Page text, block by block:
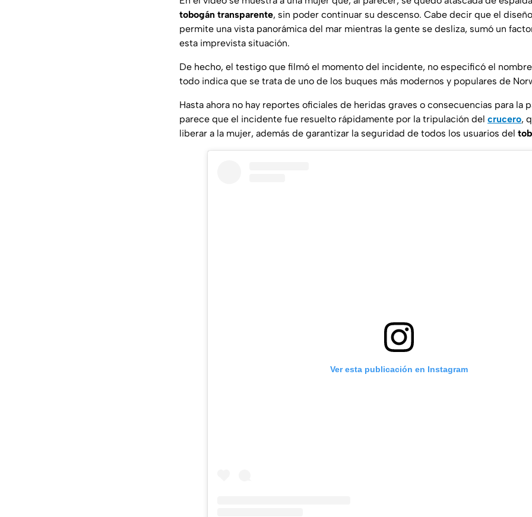
tobogán transparente, sin poder continuar su descenso. Cabe decir que el
permite una vista panorámica del mar mientras la gente se desliza, sumó un
esta imprevista situación.
De hecho, el testigo que filmó el momento del incidente, no especificó el
todo indica que se trata de uno de los buques más modernos y populares de
Hasta ahora no hay reportes oficiales de heridas graves o consecuencias para la
parece que el incidente fue resuelto rápidamente por la tripulación del crucero,
liberar a la mujer, además de garantizar la seguridad de todos los usuarios del
Ver esta publicación en Instagram